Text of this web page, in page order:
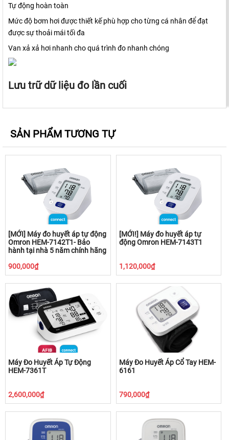
Tự động hoàn toàn
Mức độ bơm hơi được thiết kế phù hợp cho từng cá nhân để đạt
được sự thoải mái tối đa
Van xả xả hơi nhanh cho quá trình đo nhanh chóng
Lưu trữ dữ liệu đo lần cuối
SẢN PHẨM TƯƠNG TỰ
[MỚI] Máy đo huyết áp tự động
Omron HEM-7142T1- Bảo
hành tại nhà 5 năm chính hãng
900,000₫
[MỚI!] Máy đo huyết áp tự
động Omron HEM-7143T1
1,120,000₫
Máy Đo Huyết Áp Tự Động
HEM-7361T
2,600,000₫
Máy Đo Huyết Áp Cổ Tay HEM-
6161
790,000₫